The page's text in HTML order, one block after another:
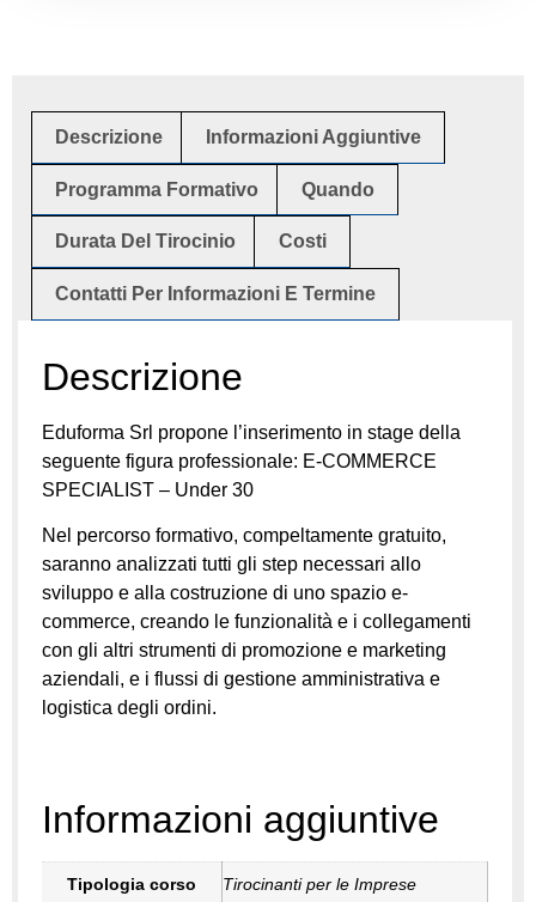
Descrizione Informazioni Aggiuntive
Programma Formativo Quando
Durata Del Tirocinio Costi
Contatti Per Informazioni E Termine
Descrizione
Eduforma Srl propone l’inserimento in stage della
seguente figura professionale: E-COMMERCE
SPECIALIST – Under 30
Nel percorso formativo, compeltamente gratuito,
saranno analizzati tutti gli step necessari allo
sviluppo e alla costruzione di uno spazio e-
commerce, creando le funzionalità e i collegamenti
con gli altri strumenti di promozione e marketing
aziendali, e i flussi di gestione amministrativa e
logistica degli ordini.
Informazioni aggiuntive
Tipologia corso
Tirocinanti per le Imprese